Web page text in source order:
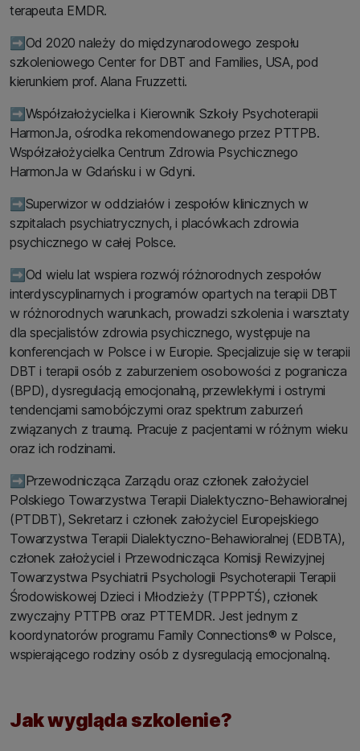
terapeuta EMDR.
➡️Od 2020 należy do międzynarodowego zespołu
szkoleniowego Center for DBT and Families, USA, pod
kierunkiem prof. Alana Fruzzetti.
➡️Współzałożycielka i Kierownik Szkoły Psychoterapii
HarmonJa, ośrodka rekomendowanego przez PTTPB.
Współzałożycielka Centrum Zdrowia Psychicznego
HarmonJa w Gdańsku i w Gdyni.
➡️Superwizor w oddziałów i zespołów klinicznych w
szpitalach psychiatrycznych, i placówkach zdrowia
psychicznego w całej Polsce.
➡️Od wielu lat wspiera rozwój różnorodnych zespołów
interdyscyplinarnych i programów opartych na terapii DBT
w różnorodnych warunkach, prowadzi szkolenia i warsztaty
dla specjalistów zdrowia psychicznego, występuje na
konferencjach w Polsce i w Europie. Specjalizuje się w terapii
DBT i terapii osób z zaburzeniem osobowości z pogranicza
(BPD), dysregulacją emocjonalną, przewlekłymi i ostrymi
tendencjami samobójczymi oraz spektrum zaburzeń
związanych z traumą. Pracuje z pacjentami w różnym wieku
oraz ich rodzinami.
➡️Przewodnicząca Zarządu oraz członek założyciel
Polskiego Towarzystwa Terapii Dialektyczno-Behawioralnej
(PTDBT), Sekretarz i członek założyciel Europejskiego
Towarzystwa Terapii Dialektyczno-Behawioralnej (EDBTA),
członek założyciel i Przewodnicząca Komisji Rewizyjnej
Towarzystwa Psychiatrii Psychologii Psychoterapii Terapii
Środowiskowej Dzieci i Młodzieży (TPPPTŚ), członek
zwyczajny PTTPB oraz PTTEMDR. Jest jednym z
koordynatorów programu Family Connections® w Polsce,
wspierającego rodziny osób z dysregulacją emocjonalną.
Jak wygląda szkolenie?